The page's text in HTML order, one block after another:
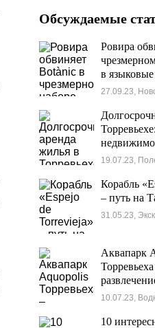
Обсуждаемые
Ровира
в
проблемах
27.09.23,
бюджет
Корабль
– путь на
31.05.23,
Аквапарк
взрослых
10.07.23,
10